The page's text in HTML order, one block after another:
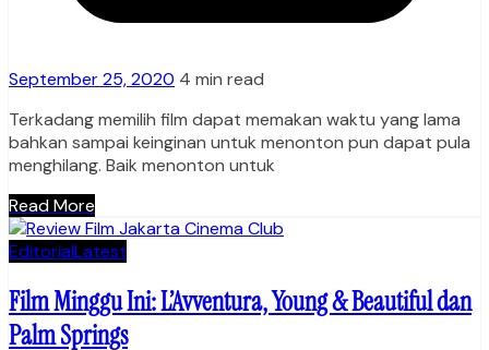
September 25, 2020 4 min read
Terkadang memilih film dapat memakan waktu yang lama
bahkan sampai keinginan untuk menonton pun dapat pula
menghilang. Baik menonton untuk
Read More
EditorialLatest
Film Minggu Ini: L’Avventura, Young & Beautiful dan
Palm Springs